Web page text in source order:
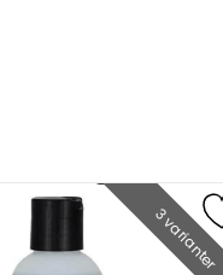
3 varianter